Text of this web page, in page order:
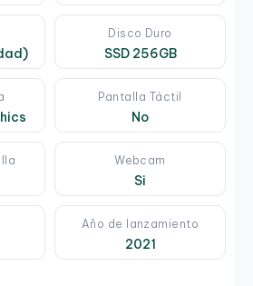
Disco Duro
SSD 256GB
Pantalla Táctil
No
Webcam
Si
Año de lanzamiento
2021